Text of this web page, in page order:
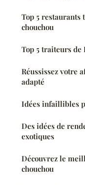
Top 5 restaurants
chouchou
Top 5 traiteurs
Réussissez votre
adapté
Idées infaillibles
Des idées de
exotiques
Découvrez le
chouchou